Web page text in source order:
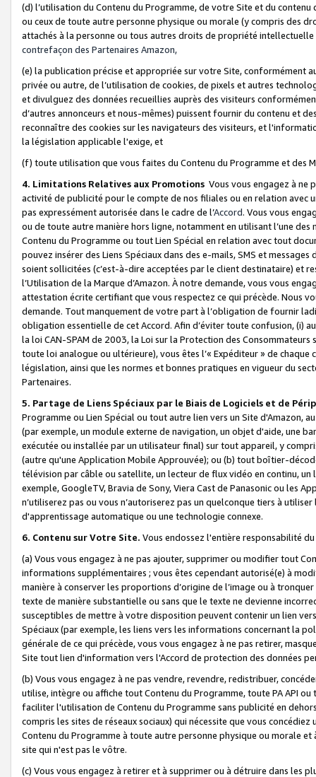
(d) l’utilisation du Contenu du Programme, de votre Site et du
ou ceux de toute autre personne physique ou morale (y compris des
attachés à la personne ou tous autres droits de propriété
contrefaçon des Partenaires Amazon,
(e) la publication précise et appropriée sur votre Site, conformément
privée ou autre, de l’utilisation de cookies, de pixels et autres
et divulguez des données recueillies auprès des visiteurs
d’autres annonceurs et nous-mêmes) puissent fournir du contenu et
reconnaître des cookies sur les navigateurs des visiteurs, et
la législation applicable l'exige, et
(f) toute utilisation que vous faites du Contenu du Programme et des
4. Limitations Relatives aux Promotions Vous vous engagez à ne
activité de publicité pour le compte de nos filiales ou en relation avec
pas expressément autorisée dans le cadre de l’Accord. Vous vous
ou de toute autre manière hors ligne, notamment en utilisant l’une
Contenu du Programme ou tout Lien Spécial en relation avec tout
pouvez insérer des Liens Spéciaux dans des e-mails, SMS et
soient sollicitées (c’est-à-dire acceptées par le client destinataire) et
l’Utilisation de la Marque d’Amazon. À notre demande, vous vous
attestation écrite certifiant que vous respectez ce qui précède. Nous
demande. Tout manquement de votre part à l’obligation de fournir
obligation essentielle de cet Accord. Afin d’éviter toute confusion, (i)
la loi CAN-SPAM de 2003, la Loi sur la Protection des
toute loi analogue ou ultérieure), vous êtes l’« Expéditeur » de
législation, ainsi que les normes et bonnes pratiques en vigueur du
Partenaires.
5. Partage de Liens Spéciaux par le Biais de Logiciels et de
Programme ou Lien Spécial ou tout autre lien vers un Site d'Amazon,
(par exemple, un module externe de navigation, un objet d'aide, une
exécutée ou installée par un utilisateur final) sur tout appareil, y
(autre qu'une Application Mobile Approuvée); ou (b) tout boîtier-
télévision par câble ou satellite, un lecteur de flux vidéo en continu,
exemple, GoogleTV, Bravia de Sony, Viera Cast de Panasonic ou les
n’utiliserez pas ou vous n’autoriserez pas un quelconque tiers à
d'apprentissage automatique ou une technologie connexe.
6. Contenu sur Votre Site. Vous endossez l'entière responsabilité
(a) Vous vous engagez à ne pas ajouter, supprimer ou modifier tout
informations supplémentaires ; vous êtes cependant autorisé(e) à
manière à conserver les proportions d’origine de l’image ou à
texte de manière substantielle ou sans que le texte ne devienne
susceptibles de mettre à votre disposition peuvent contenir un lien
Spéciaux (par exemple, les liens vers les informations concernant la
générale de ce qui précède, vous vous engagez à ne pas retirer,
Site tout lien d'information vers l'Accord de protection des données
(b) Vous vous engagez à ne pas vendre, revendre, redistribuer,
utilise, intègre ou affiche tout Contenu du Programme, toute PA API
faciliter l'utilisation de Contenu du Programme sans publicité en
compris les sites de réseaux sociaux) qui nécessite que vous
Contenu du Programme à toute autre personne physique ou morale
site qui n'est pas le vôtre.
(c) Vous vous engagez à retirer et à supprimer ou à détruire dans les